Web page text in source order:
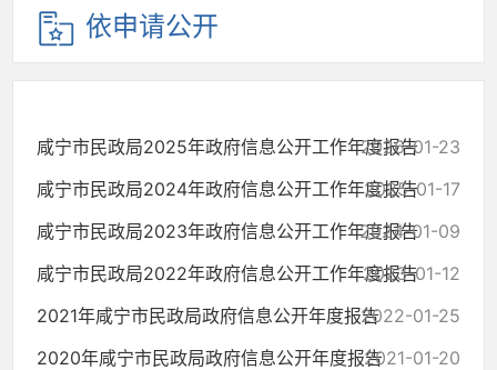
依申请公开
咸宁市民政局2025年政府信息公开工作年度报告
2026-01-23
咸宁市民政局2024年政府信息公开工作年度报告
2025-01-17
咸宁市民政局2023年政府信息公开工作年度报告
2024-01-09
咸宁市民政局2022年政府信息公开工作年度报告
2023-01-12
2021年咸宁市民政局政府信息公开年度报告2022-01-25
2020年咸宁市民政局政府信息公开年度报告2021-01-20